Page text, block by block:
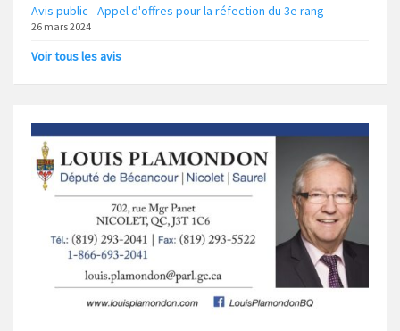
Avis public - Appel d'offres pour la réfection du 3e rang
26 mars 2024
Voir tous les avis